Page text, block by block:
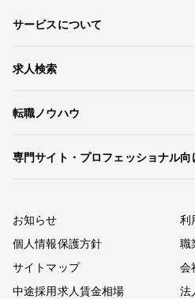
サービスについて
求人検索
転職ノウハウ
専門サイト・プロフェッショナル向
お知らせ
利
個人情報保護方針
職
サイトマップ
会
中途採用求人賃金相場
法